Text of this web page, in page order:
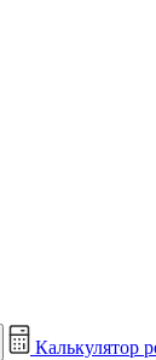
Калькулятор